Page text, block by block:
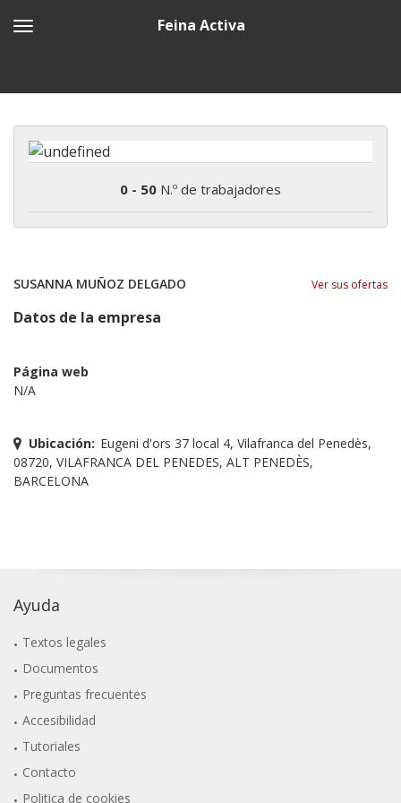
Feina Activa
0 - 50 N.º de trabajadores
SUSANNA MUÑOZ DELGADO Ver sus ofertas
Datos de la empresa
Página web
N/A
Ubicación: Eugeni d'ors 37 local 4, Vilafranca del Penedès,
08720, VILAFRANCA DEL PENEDES, ALT PENEDÈS,
BARCELONA
Ayuda
Textos legales
Documentos
Preguntas frecuentes
Accesibilidad
Tutoriales
Contacto
Politica de cookies